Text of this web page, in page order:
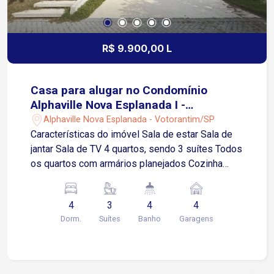
R$ 9.900,00 L
Casa para alugar no Condomínio
Alphaville Nova Esplanada I -
Votorantim/SP
Alphaville Nova Esplanada - Votorantim/SP
Características do imóvel Sala de estar Sala de
jantar Sala de TV 4 quartos, sendo 3 suítes Todos
os quartos com armários planejados Cozinha
eletrodomésticos Despensa Área gourmet
Piscina Garagem para 4 carros, sendo 2 vagas
cobertas Condomínio de alto padrão na divisa
4
Dorm.
3
Suítes
4
Banho
4
Garagens